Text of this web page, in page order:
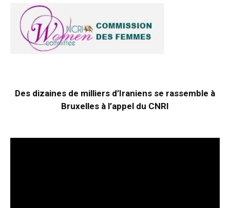
Des dizaines de milliers d’Iraniens se rassemble à
Bruxelles à l’appel du CNRI